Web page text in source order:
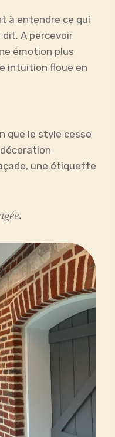
à entendre ce qui
dit. A percevoir
émotion plus
intuition floue en
que le style cesse
une étiquette